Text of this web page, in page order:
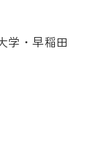
学・早稲田